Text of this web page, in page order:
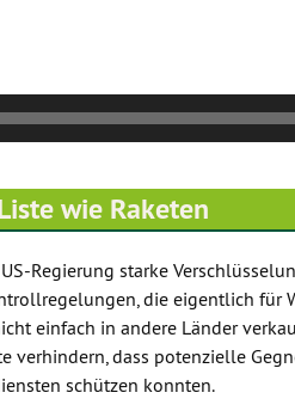
wie Raketen
Regierung starke
die eigentlich für
einfach in andere Länder
dass potenzielle
schützen konnten.